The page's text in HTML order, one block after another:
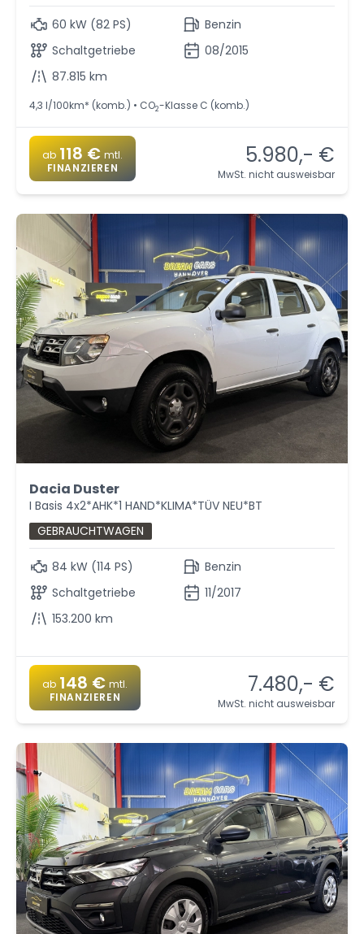
60 kW (82 PS)
Schaltgetriebe
87.815 km
Benzin
08/2015
4,3 l/100km* (komb.) • CO2-Klasse C (komb.)
ab 118 € mtl.
FINANZIEREN
5.980,- €
MwSt. nicht ausweisbar
Dacia Duster
I Basis 4x2*AHK*1 HAND*KLIMA*TÜV NEU*BT
GEBRAUCHTWAGEN
84 kW (114 PS)
Schaltgetriebe
153.200 km
Benzin
11/2017
ab 148 € mtl.
FINANZIEREN
7.480,- €
MwSt. nicht ausweisbar